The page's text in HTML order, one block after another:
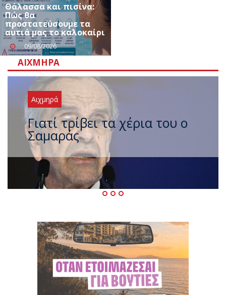
Θάλασσα και πισίνα:
Πώς θα
προστατεύσουμε τα
αυτιά μας το καλοκαίρι
09/08/2026
ΑΙΧΜΗΡΆ
Αιχμηρά
Ξαναχτύπησαν